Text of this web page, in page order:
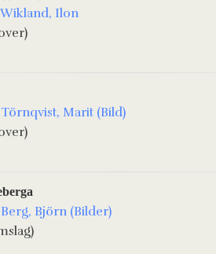
Ilon
Marit (Bild)
Björn (Bilder)